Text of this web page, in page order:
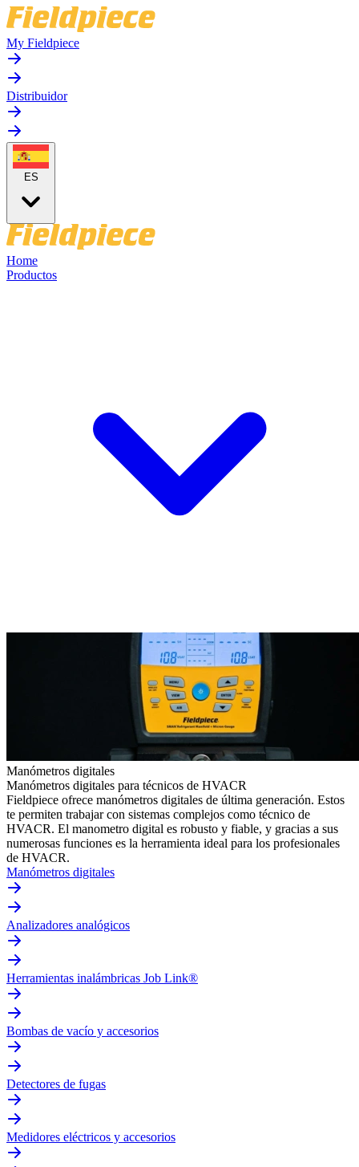
My Fieldpiece
Distribuidor
ES
Home
Productos
Manómetros digitales
Manómetros digitales para técnicos de HVACR
Fieldpiece ofrece manómetros digitales de última generación. Estos
te permiten trabajar con sistemas complejos como técnico de
HVACR. El manometro digital es robusto y fiable, y gracias a sus
numerosas funciones es la herramienta ideal para los profesionales
de HVACR.
Manómetros digitales
Analizadores analógicos
Herramientas inalámbricas Job Link®
Bombas de vacío y accesorios
Detectores de fugas
Medidores eléctricos y accesorios